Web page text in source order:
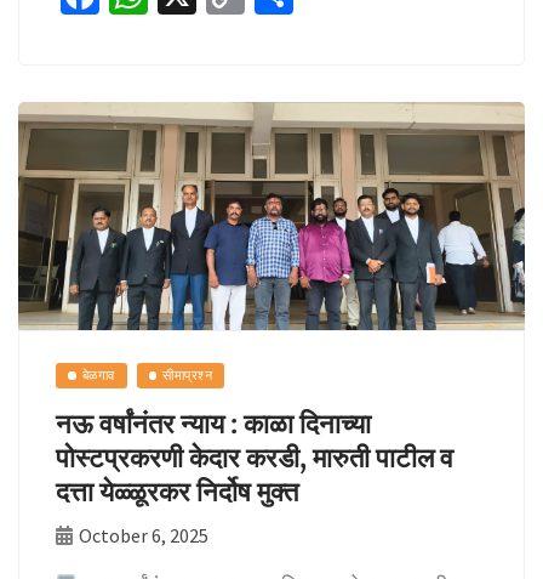
o
k
sA
p
p
y
Li
n
k
e
बेळगाव सीमाप्रश्न
नऊ वर्षांनंतर न्याय : काळा दिनाच्या
पोस्टप्रकरणी केदार करडी, मारुती पाटील व
दत्ता येळ्ळूरकर निर्दोष मुक्त
October 6, 2025